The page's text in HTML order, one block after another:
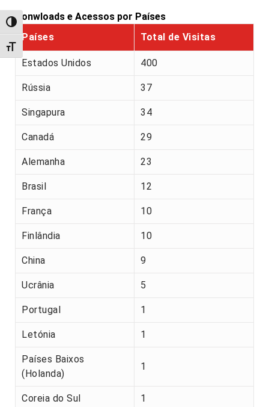
Alternar alto contraste
Alternar tamanho da fonte
Donwloads e Acessos por Países
Países
Total de Visitas
Estados Unidos 400
Rússia 37
Singapura 34
Canadá 29
Alemanha 23
Brasil 12
França 10
Finlândia 10
China 9
Ucrânia 5
Portugal 1
Letónia 1
Países Baixos
(Holanda)
1
Coreia do Sul 1